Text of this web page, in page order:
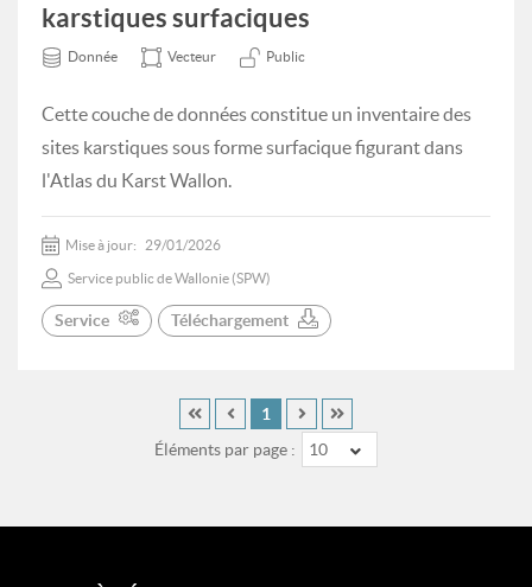
karstiques surfaciques
Donnée Vecteur Public
Cette couche de données constitue un inventaire des
sites karstiques sous forme surfacique figurant dans
l'Atlas du Karst Wallon.
Mise à jour: 29/01/2026
Service public de Wallonie (SPW)
Service Téléchargement
Éléments par page : 10
1